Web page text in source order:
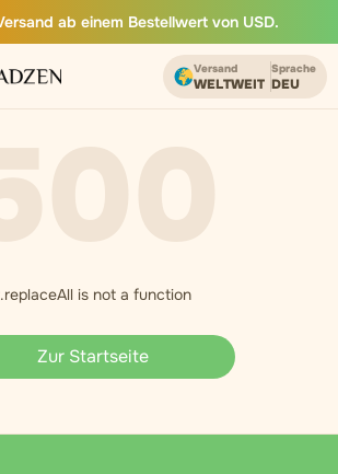
ab einem Bestellwert von USD.
Versand
WELTWEIT
Sprache
DEU
is not a function
Zur Startseite